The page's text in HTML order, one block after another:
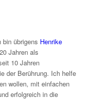
bin übrigens Henrike
Jahren als
10 Jahren
der Berührung. Ich helfe
wollen, mit einfachen
erfolgreich in die